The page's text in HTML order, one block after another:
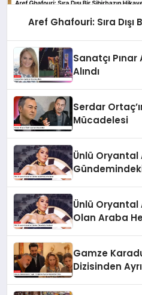
Aref Ghafouri: Sıra Dışı
Sanatçı
Alındı
Serdar
Mücadelesi
Ünlü Oryantal
Ünlü Oryantal
Olan Araba
Gamze
Dizisinden